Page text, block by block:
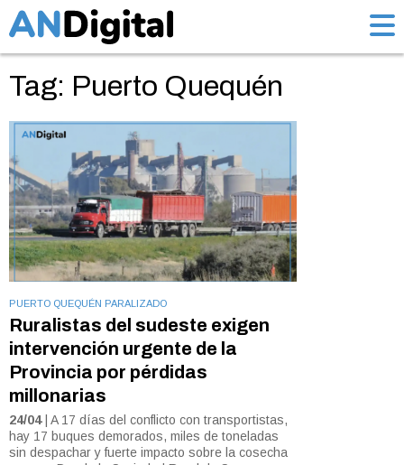
Tag: Puerto Quequén
PUERTO QUEQUÉN PARALIZADO
Ruralistas del sudeste exigen
intervención urgente de la
Provincia por pérdidas
millonarias
24/04| A 17 días del conflicto con transportistas,
hay 17 buques demorados, miles de toneladas
sin despachar y fuerte impacto sobre la cosecha